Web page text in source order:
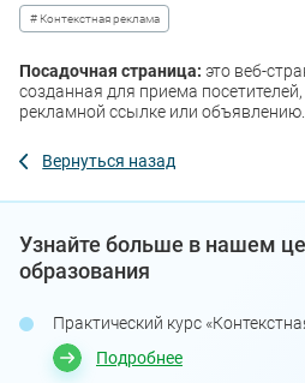
# Контекстная реклама
Посадочная страница: это веб-
созданная для приема
рекламной ссылке или объявлению.
Вернуться назад
Узнайте больше в нашем
образования
Практический курс
Подробнее